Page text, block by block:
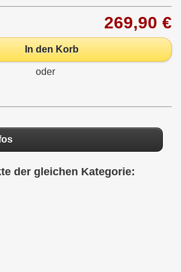
269,90 €
In den Korb
oder
der gleichen Kategorie: